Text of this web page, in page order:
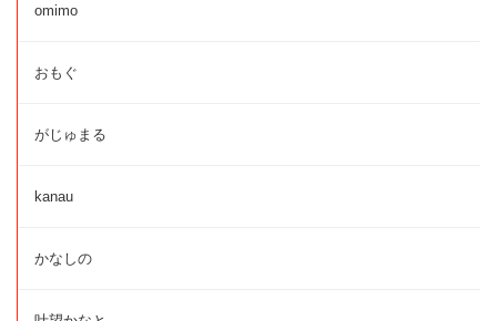
omimo
おもぐ
がじゅまる
kanau
かなしの